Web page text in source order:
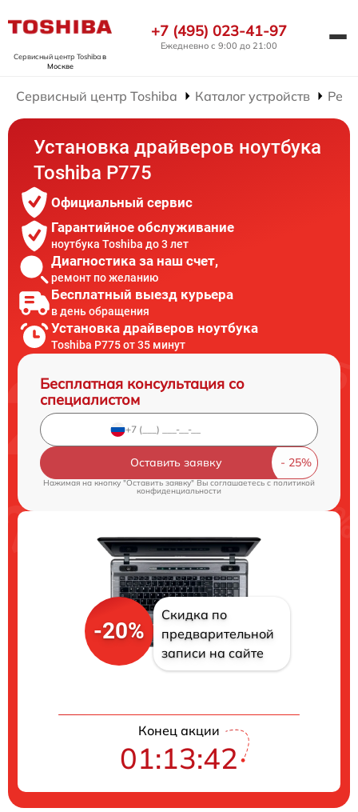
Сервисный центр Toshibaв
Москве
+7 (495) 023-41-97
Ежедневно с 9:00 до 21:00
Сервисный центр Toshiba Каталог устройств
Установка драйверов ноутбука
Toshiba P775
Официальный сервис
Гарантийное обслуживание
ноутбука Toshiba до 3 лет
Диагностика за наш счет,
ремонт по желанию
Бесплатный выезд курьера
в день обращения
Установка драйверов ноутбука
Toshiba P775 от 35 минут
Бесплатная консультация со
специалистом
Оставить заявку
Нажимая на кнопку "Оставить заявку" Вы соглашаетесь cполитикой
конфиденциальности
-20%
Скидка по
предварительной
записи на сайте
Конец акции
01:13:41